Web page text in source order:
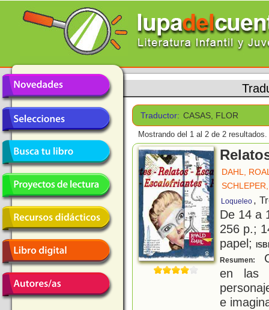
Traductor: CASAS, FLOR
Mostrando del 1 al 2 de 2 resultados.
DAHL,
Loqueleo ,
De 14 a
256 p.;
papel;
Resumen:
en las
e